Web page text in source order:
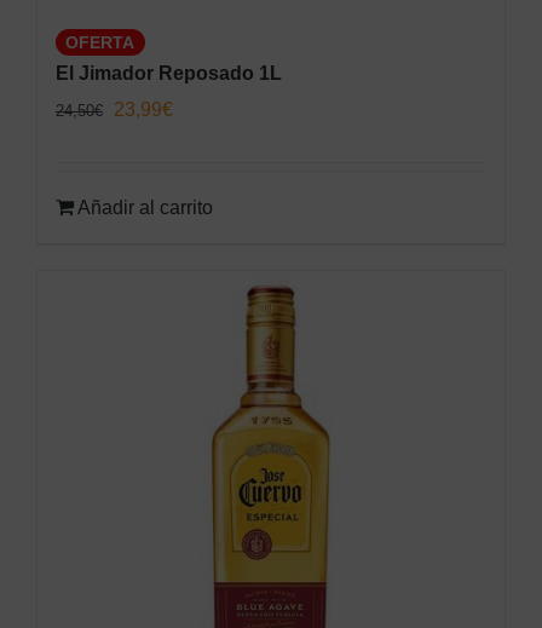
OFERTA
El Jimador Reposado 1L
24,50€
El
era:
23,99€
es:
Añadir al carrito